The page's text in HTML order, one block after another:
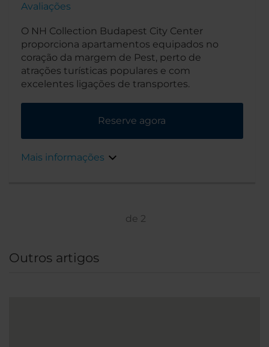
Avaliações
O NH Collection Budapest City Center
proporciona apartamentos equipados no
coração da margem de Pest, perto de
atrações turísticas populares e com
excelentes ligações de transportes.
Reserve agora
Mais informações
de 2
Outros artigos